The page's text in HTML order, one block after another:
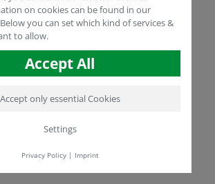
semillas con ácidos húmicos está
solución prometedora para los
la agricultura sostenible. Los ácidos
naturales que favorecen el
plantas y aumentan la eficacia de los
residuos nocivos en el suelo. Al
húmicas despliegan sus efectos
meses y años, favoreciendo la
los microorganismos y la
la aplicación:
on cookies can be found in our
Below you can set which kind of services &
to allow.
Accept All
Accept only essential Cookies
Settings
Privacy Policy| Imprint